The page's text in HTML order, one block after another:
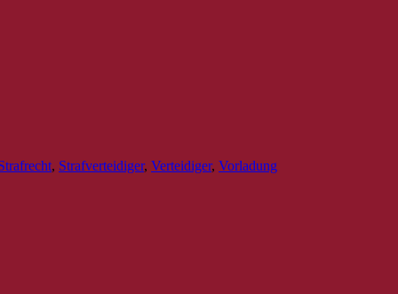
, Strafverteidiger, Verteidiger, Vorladung